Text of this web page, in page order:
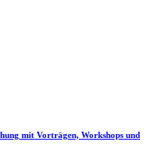
mit Vorträgen, Workshops und